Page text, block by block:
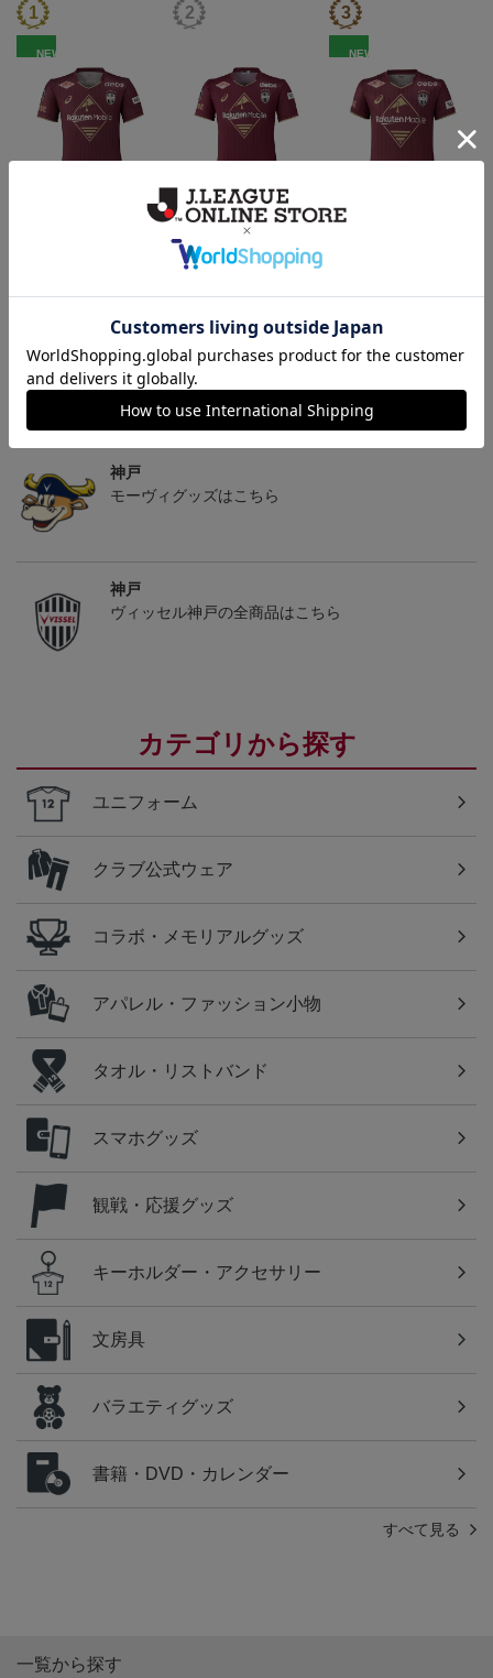
NEW
26/27_【レプリカ】ユニ
26/27_【オーセン】ユニ
フォーム（1st）
36,500円
NEW
26/27_キッズTシャツ
神戸
26/27シーズンユニフォームはこちら
神戸
モーヴィグッズはこちら
神戸
ヴィッセル神戸の全商品はこちら
カテゴリから探す
ユニフォーム
クラブ公式ウェア
コラボ・メモリアルグッズ
アパレル・ファッション小物
タオル・リストバンド
スマホグッズ
観戦・応援グッズ
キーホルダー・アクセサリー
文房具
バラエティグッズ
書籍・DVD・カレンダー
すべて見る
一覧から探す